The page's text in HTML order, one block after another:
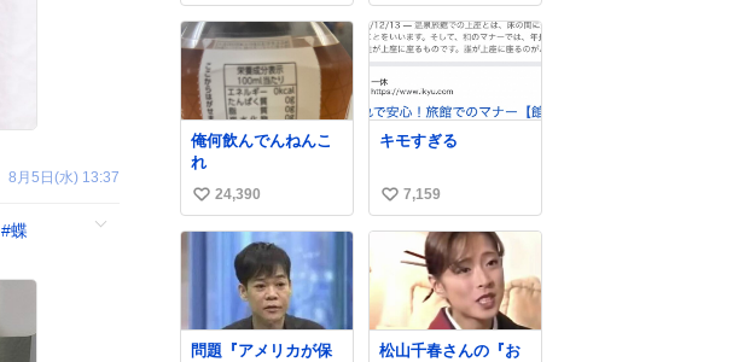
8月5日(水) 13:37
#蝶
ました🏡」 私「どハ
マりしたヴィズラ家
の末裔に心狂わされ
ました」
い
ね
数
すごく「進撃の巨
人」ですね。。
い
ね
俺何飲んでんねんこ
れ
い
い
24,390
キモすぎる
い
い
数
7,159
問題『アメリカが保
松山千春さんの『お